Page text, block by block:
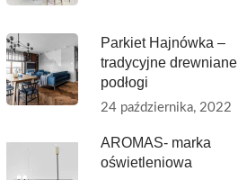
Parkiet Hajnówka –
tradycyjne drewniane
podłogi
24 października, 2022
AROMAS- marka
oświetleniowa